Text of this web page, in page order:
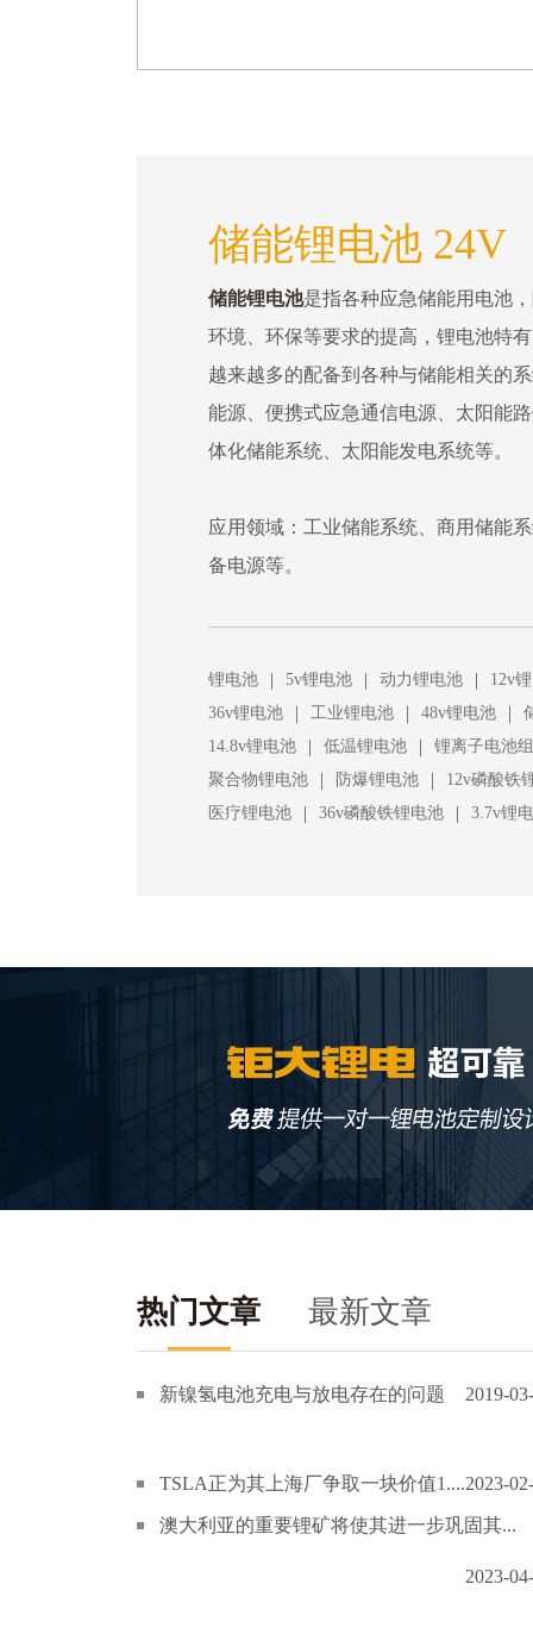
储能锂电池 24V
储能锂电池是指各种应急储能用电池
环境、环保等要求的提高，锂电池特
越来越多的配备到各种与储能相关的
能源、便携式应急通信电源、太阳能
体化储能系统、太阳能发电系统等。
应用领域：工业储能系统、商用储能
备电源等。
锂电池 | 5v锂电池 | 动力锂电池 |
12v
36v锂电池
| 工业锂电池 | 48v锂电池 |
14.8v锂电池
| 低温锂电池 |
锂离子电池组
聚合物锂电池
| 防爆锂电池 |
12v磷酸铁
医疗锂电池
| 36v磷酸铁锂电池 | 3.7v锂
热门文章 最新文章
新镍氢电池充电与放电存在的问题 2019-
TSLA正为其上海厂争取一块价值1....2023-
澳大利亚的重要锂矿将使其进一步巩固其...
2023-